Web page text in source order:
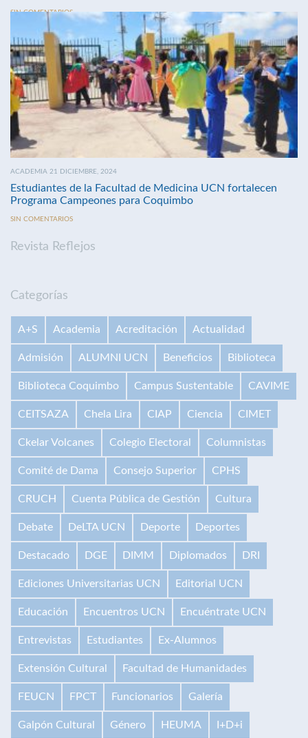
SIN COMENTARIOS
ACADEMIA 21 DICIEMBRE, 2024
Estudiantes de la Facultad de Medicina UCN fortalecen
Programa Campeones para Coquimbo
SIN COMENTARIOS
Revista Reflejos
Categorías
A+S Academia Acreditación Actualidad
Admisión ALUMNI UCN Beneficios Biblioteca
Biblioteca Coquimbo Campus Sustentable CAVIME
CEITSAZA Chela Lira CIAP Ciencia CIMET
Ckelar Volcanes Colegio Electoral Columnistas
Comité de Dama Consejo Superior CPHS
CRUCH Cuenta Pública de Gestión Cultura
Debate DeLTA UCN Deporte Deportes
Destacado DGE DIMM Diplomados DRI
Ediciones Universitarias UCN Editorial UCN
Educación Encuentros UCN Encuéntrate UCN
Entrevistas Estudiantes Ex-Alumnos
Extensión Cultural Facultad de Humanidades
FEUCN FPCT Funcionarios Galería
Galpón Cultural Género HEUMA I+D+i